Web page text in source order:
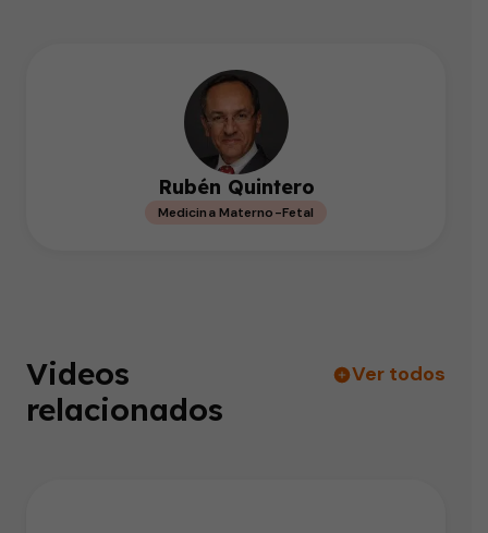
Rubén Quintero
Medicina Materno-Fetal
Videos
relacionados
Ver todos